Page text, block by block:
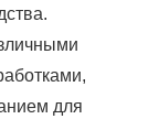
для